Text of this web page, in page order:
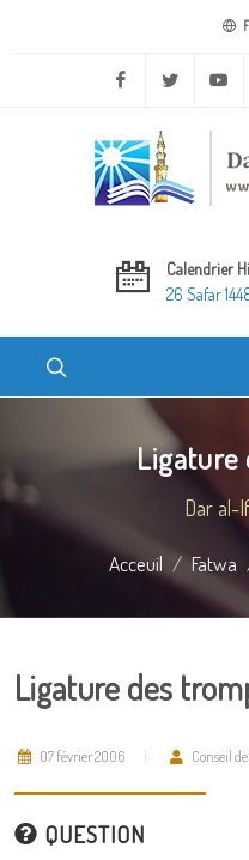
Facebook Twitter
Calendrier
26 Safar
Ligature
Dar al-
Acceuil Fatwa
Ligature des
07 février 2006 Conseil
QUESTION